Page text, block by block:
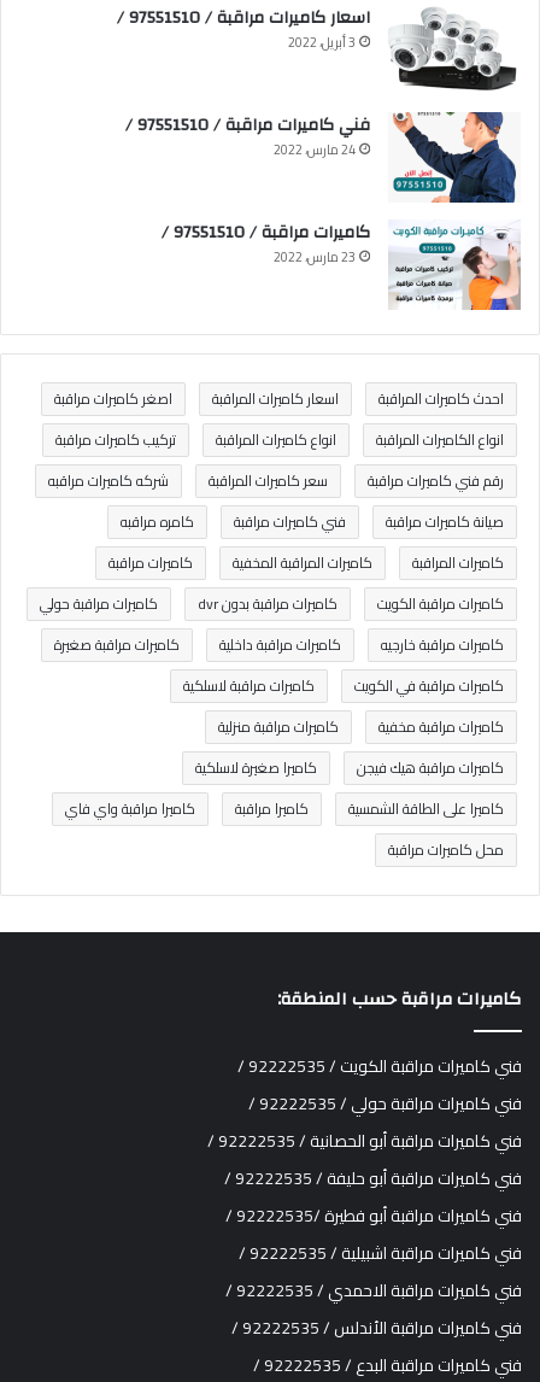
اسعار كاميرات مراقبة / 97551510 /
3 أبريل، 2022
فني كاميرات مراقبة / 97551510 /
24 مارس، 2022
كاميرات مراقبة / 97551510 /
23 مارس، 2022
احدث كاميرات المراقبة اسعار كاميرات المراقبة
اصغر كاميرات مراقبة
انواع الكاميرات المراقبة
انواع كاميرات المراقبة
تركيب كاميرات مراقبة
رقم فني كاميرات مراقبة
سعر كاميرات المراقبة
شركه كاميرات مراقبه
صيانة كاميرات مراقبة
فني كاميرات مراقبة
كامره مراقبه
كاميرات المراقبة
كاميرات المراقبة المخفية
كاميرات مراقبة
كاميرات مراقبة الكويت
كاميرات مراقبة بدون dvr
كاميرات مراقبة حولي
كاميرات مراقبة خارجيه
كاميرات مراقبة داخلية
كاميرات مراقبة صغيرة
كاميرات مراقبة في الكويت
كاميرات مراقبة لاسلكية
كاميرات مراقبة مخفية
كاميرات مراقبة منزلية
كاميرات مراقبة هيك فيجن
كاميرا صغيرة لاسلكية
كاميرا على الطاقة الشمسية
كاميرا مراقبة
كاميرا مراقبة واي فاي
محل كاميرات مراقبة
كاميرات مراقبة حسب المنطقة:
فني كاميرات مراقبة الكويت / 92222535 /
فني كاميرات مراقبة حولي / 92222535 /
فني كاميرات مراقبة أبو الحصانية / 92222535 /
فني كاميرات مراقبة أبو حليفة / 92222535 /
فني كاميرات مراقبة أبو فطيرة /92222535 /
فني كاميرات مراقبة اشبيلية / 92222535 /
فني كاميرات مراقبة الاحمدي / 92222535 /
فني كاميرات مراقبة الأندلس / 92222535 /
فني كاميرات مراقبة البدع / 92222535 /